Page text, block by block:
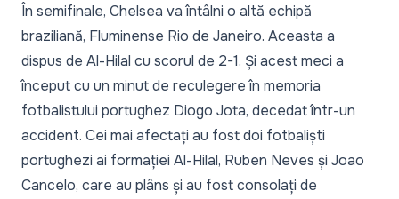
În semifinale, Chelsea va întâlni o altă echipă
braziliană, Fluminense Rio de Janeiro. Aceasta a
dispus de Al-Hilal cu scorul de 2-1. Și acest meci a
început cu un minut de reculegere în memoria
fotbalistului portughez Diogo Jota, decedat într-un
accident. Cei mai afectați au fost doi fotbaliști
portughezi ai formației Al-Hilal, Ruben Neves și Joao
Cancelo, care au plâns și au fost consolați de